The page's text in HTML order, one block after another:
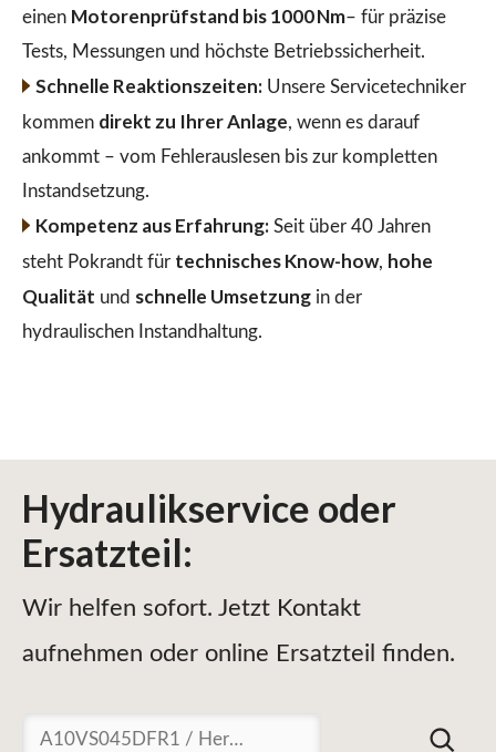
einen Motorenprüfstand bis 1000 Nm– für präzise
Tests, Messungen und höchste Betriebssicherheit.
Schnelle Reaktionszeiten:Unsere Servicetechniker
kommen direkt zu Ihrer Anlage, wenn es darauf
ankommt – vom Fehlerauslesen bis zur kompletten
Instandsetzung.
Kompetenz aus Erfahrung:Seit über 40 Jahren
steht Pokrandt für technisches Know-how, hohe
Qualität und schnelle Umsetzung in der
hydraulischen Instandhaltung.
Hydraulikservice oder
Ersatzteil:
Wir helfen sofort. Jetzt Kontakt
aufnehmen oder online Ersatzteil finden.
Suchen